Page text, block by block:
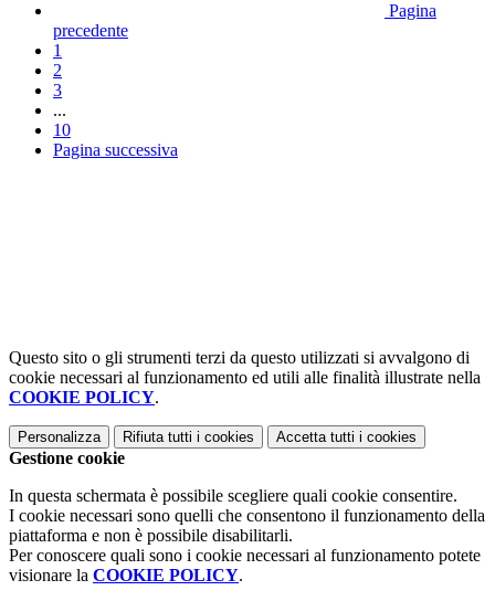
Pagina
precedente
1
2
3
...
10
Pagina successiva
Questo sito o gli strumenti terzi da questo utilizzati si avvalgono di
cookie necessari al funzionamento ed utili alle finalità illustrate nella
COOKIE POLICY.
Personalizza Rifiuta tutti i cookies Accetta tutti i cookies
Gestione cookie
In questa schermata è possibile scegliere quali cookie consentire.
I cookie necessari sono quelli che consentono il funzionamento della
piattaforma e non è possibile disabilitarli.
Per conoscere quali sono i cookie necessari al funzionamento potete
visionare la COOKIE POLICY.